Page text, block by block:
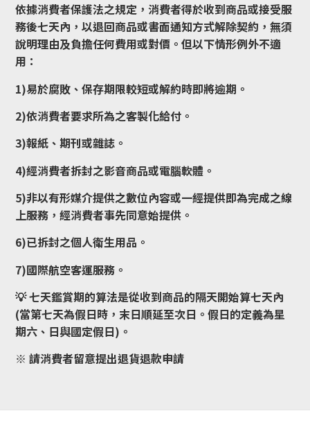
依據消費者保護法之規定，消費者得於收到商品或接受服
務後七天內，以退回商品或書面通知方式解除契約，無須
說明理由及負擔任何費用或對價。但以下情形例外不適
用：
1)易於腐敗、保存期限較短或解約時即將逾期。
2)依消費者要求所為之客製化給付。
3)報紙、期刊或雜誌。
4)經消費者拆封之影音商品或電腦軟體。
5)非以有形媒介提供之數位內容或一經提供即為完成之線
上服務，經消費者事先同意始提供。
6)已拆封之個人衛生用品。
7)國際航空客運服務。
💡 七天鑑賞期的算法是從收到商品的隔天開始算七天內
(當第七天為假日時，末日順延至次日。假日的定義為星
期六、日與國定假日)。
※ 請消費者留意提出退貨退款申請